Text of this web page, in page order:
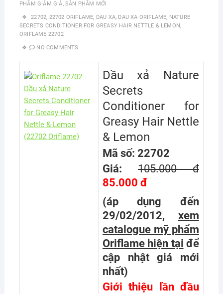
PHẨM GIẢM GIÁ, SẢN PHẨM MỚI
22702, 22702 ORIFLAME, DAU XA, DAU XA ORIFLAME, NATURE
SECRETS CONDITIONER FOR GREASY HAIR NETTLE & LEMON,
ORIFLAME 22702
NO COMMENTS
Dầu xả Nature
Secrets
Conditioner for
Greasy Hair Nettle
& Lemon
Mã số: 22702
Giá: 105.000 đ
85.000 đ
(áp dụng đến
29/02/2012, xem
catalogue mỹ phẩm
Oriflame hiện tại để
cập nhật giá mới
nhất)
Giới thiệu lần đầu